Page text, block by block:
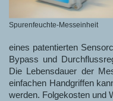
Spurenfeuchte-Messeinheit
eines patentierten
Bypass und
Die Lebensdauer der
einfachen Handgriffen
werden. Folgekosten und